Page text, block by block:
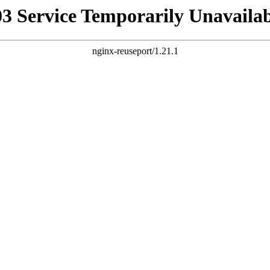
Service Temporarily
nginx-reuseport/1.21.1